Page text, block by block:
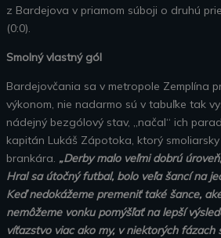
z Bardejova v priamom súboji o druhú
(0:0).
Smolný vlastný gól
Bardejovčania sa v metropole Zemplína
výkonom, nie nadarmo sú v tabuľke tak
nádejný bezgólový stav, „načal“ ich
kapitán Lukáš Zápotoka, ktorý
brankára. „Derby malo veľmi dobrú
Hral sa útočný futbal, bolo veľa šancí na
Keď nedokážeme premeniť také šance,
nemôžeme vonku pomýšľať na lepší
víťazstvo viac ako my, v niektorých fázach